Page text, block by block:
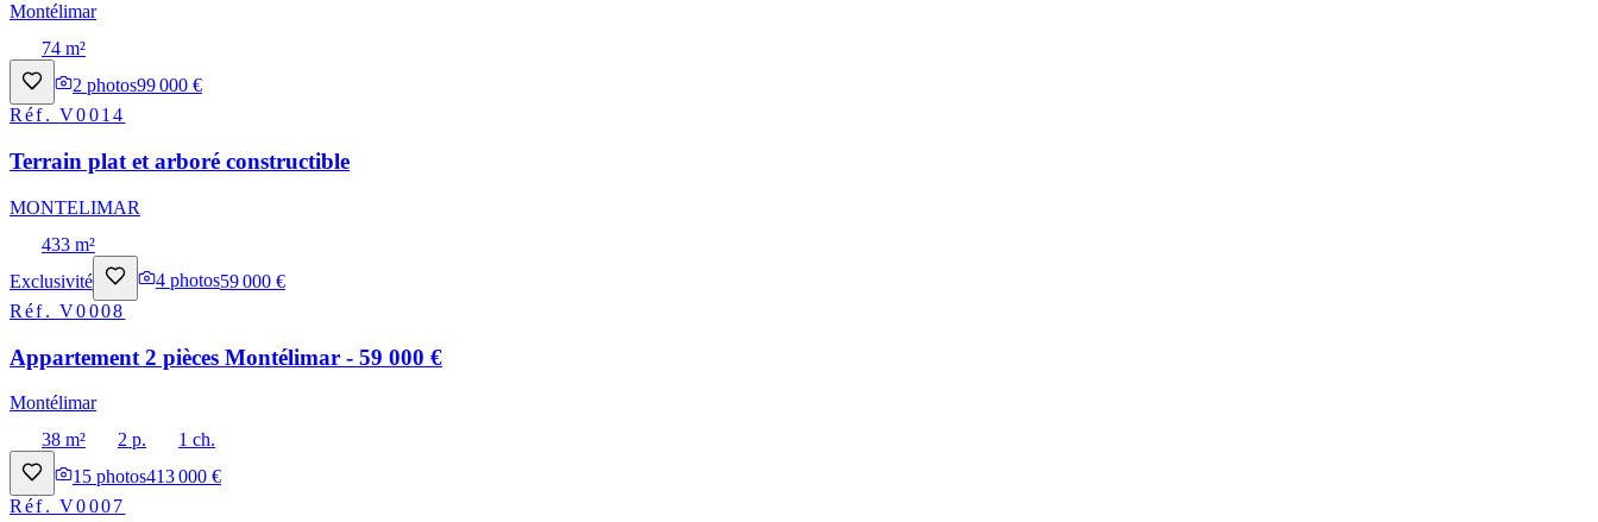
Montélimar
74 m²
2 photos99 000 €
Réf.V0014
Terrain plat et arboré constructible
MONTELIMAR
433 m²
Exclusivité
4 photos59 000 €
Réf.V0008
Appartement 2 pièces Montélimar - 59 000 €
Montélimar
38 m²
2 p.
1 ch.
15 photos413 000 €
Réf.V0007